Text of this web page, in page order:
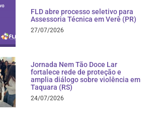
FLD abre processo seletivo para
Assessoria Técnica em Verê (PR)
27/07/2026
Jornada Nem Tão Doce Lar
fortalece rede de proteção e
amplia diálogo sobre violência em
Taquara (RS)
24/07/2026